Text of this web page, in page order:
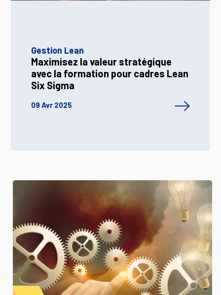
Gestion Lean
Maximisez la valeur stratégique
avec la formation pour cadres Lean
Six Sigma
09 Avr 2025